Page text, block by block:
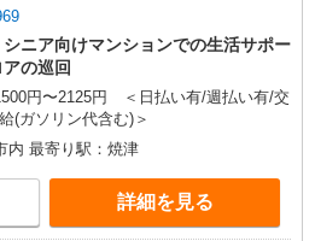
ニア向けマンションでの生活サポー
アの巡回
円〜2125円 ＜日払い有/週払い有/交
(ガソリン代含む)＞
内 最寄り駅：焼津
詳細を見る